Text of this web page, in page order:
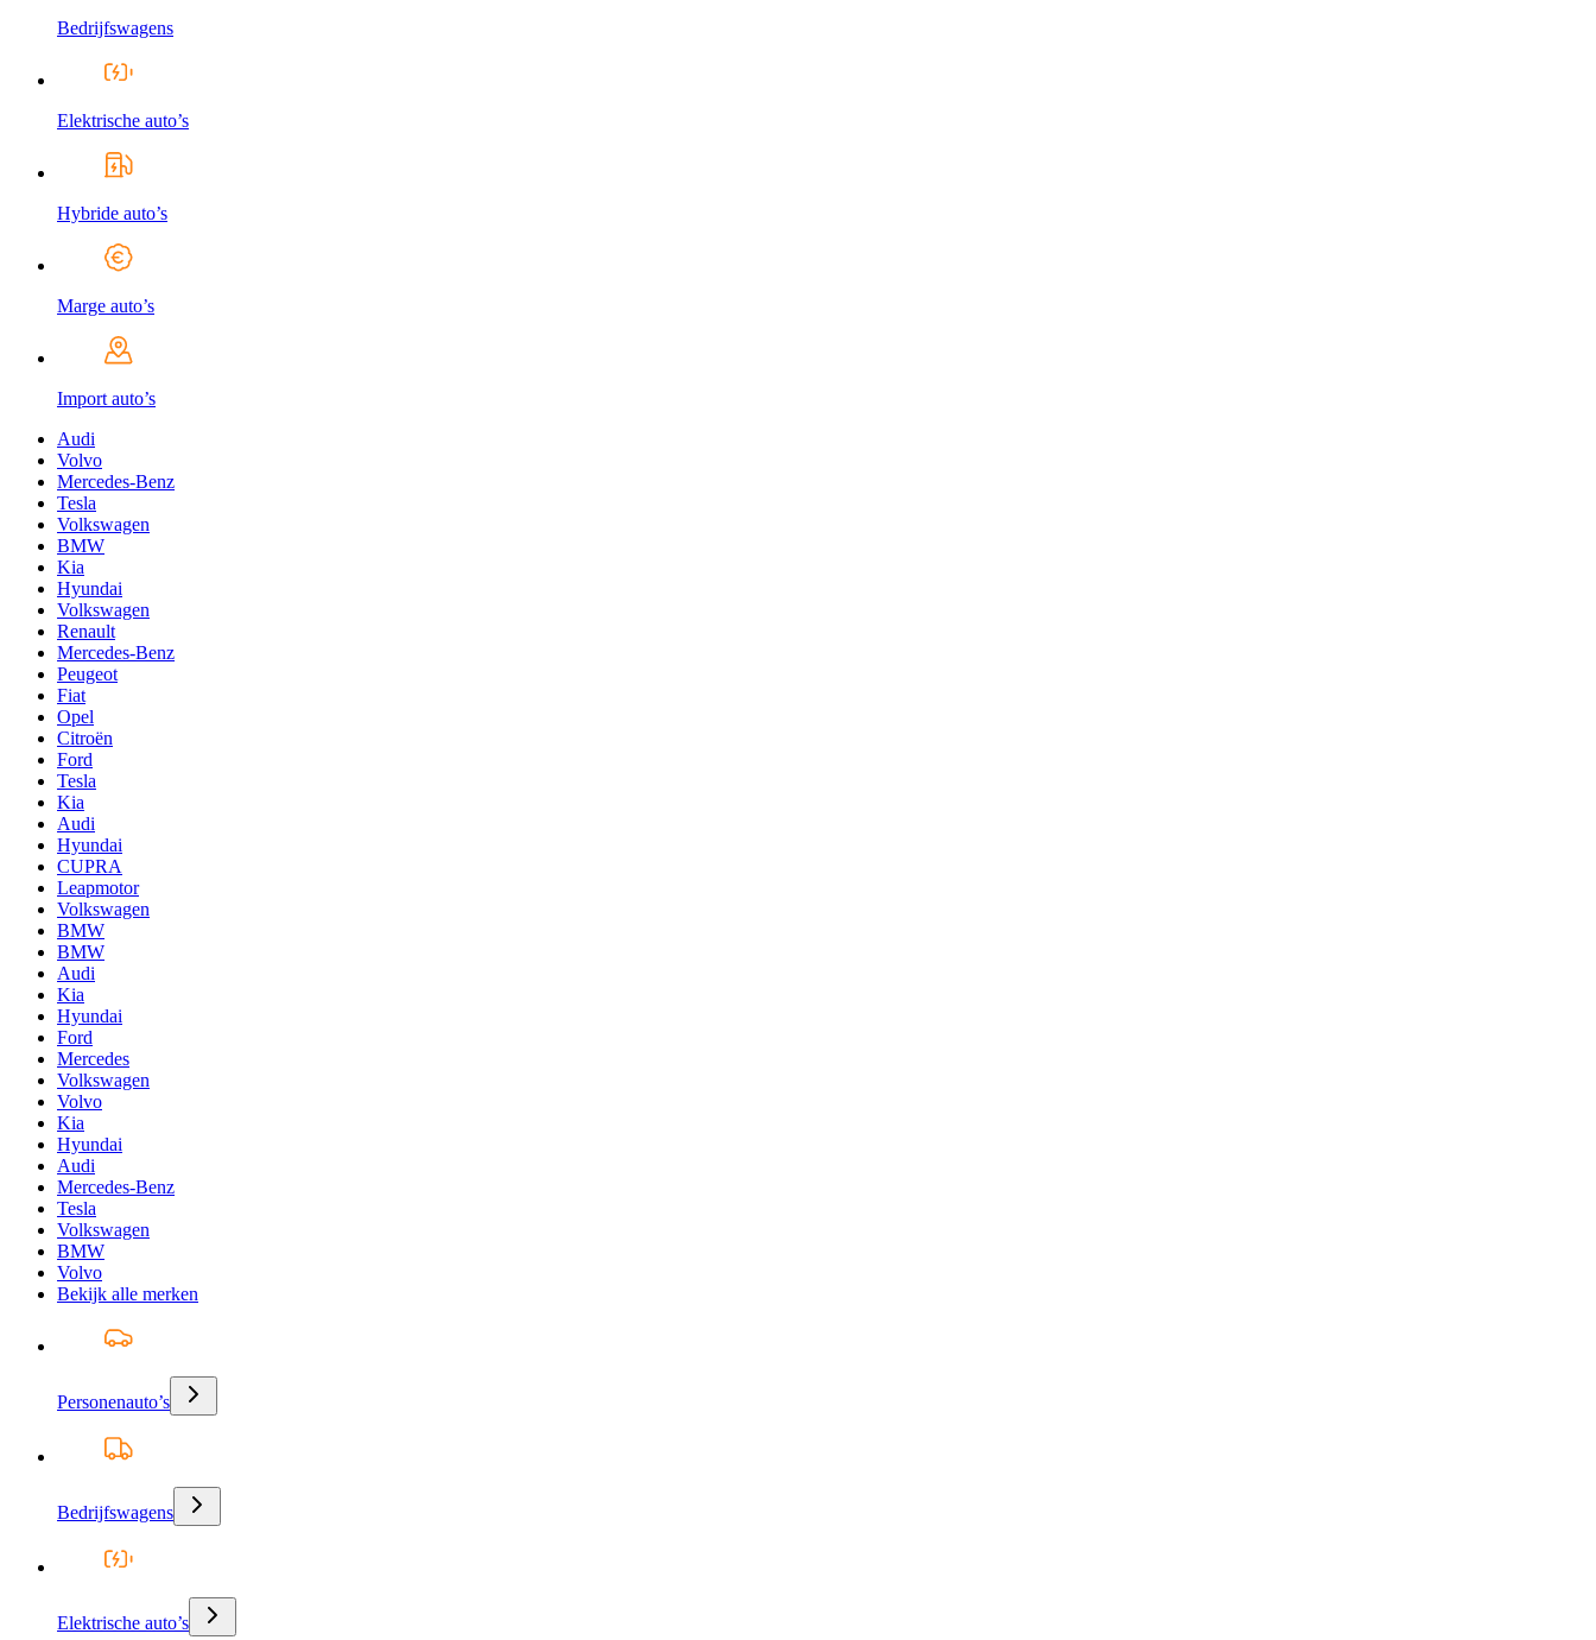
Bedrijfswagens
Elektrische auto’s
Hybride auto’s
Marge auto’s
Import auto’s
Audi
Volvo
Mercedes-Benz
Tesla
Volkswagen
BMW
Kia
Hyundai
Volkswagen
Renault
Mercedes-Benz
Peugeot
Fiat
Opel
Citroën
Ford
Tesla
Kia
Audi
Hyundai
CUPRA
Leapmotor
Volkswagen
BMW
BMW
Audi
Kia
Hyundai
Ford
Mercedes
Volkswagen
Volvo
Kia
Hyundai
Audi
Mercedes-Benz
Tesla
Volkswagen
BMW
Volvo
Bekijk alle merken
Personenauto’s
Bedrijfswagens
Elektrische auto’s